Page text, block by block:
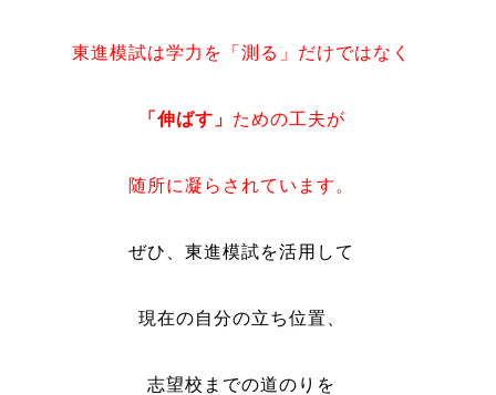
東進模試は学力を「測る」だけではなく
「伸ばす」 ための工夫が
随所に凝らされています。
ぜひ、東進模試を活用して
現在の自分の立ち位置、
志望校までの道のりを